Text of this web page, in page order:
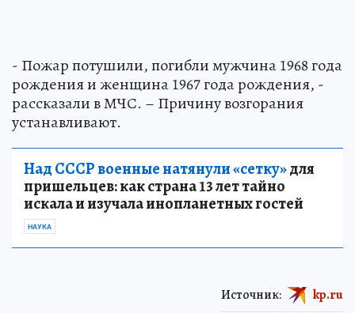
- Пожар потушили, погибли мужчина 1968 года
рождения и женщина 1967 года рождения, -
рассказали в МЧС. – Причину возгорания
устанавливают.
Над СССР военные натянули «сетку»для
пришельцев: как страна 13 лет тайно
искала и изучала инопланетных гостей
НАУКА
Источник: kp.ru